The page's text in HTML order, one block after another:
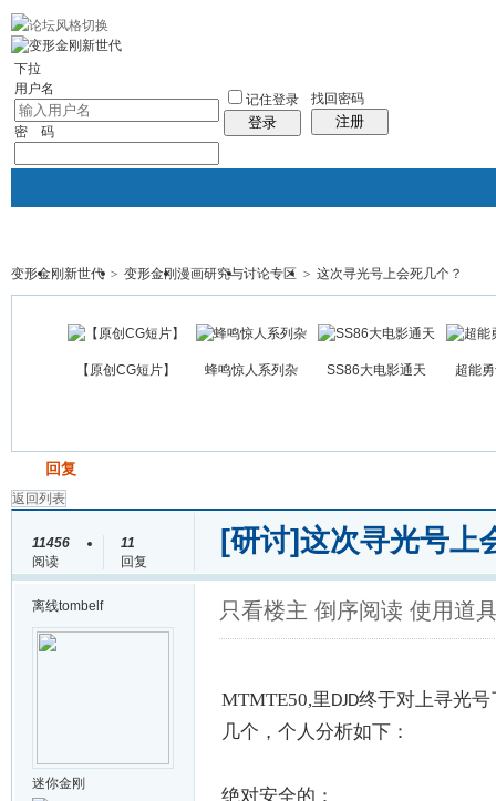
下拉
用户名
密 码
记住登录
登录
找回密码
注册
门户 论坛 图酷 资讯 群组
帖子
变形金刚新世代 > 变形金刚漫画研究与讨论专区 > 这次寻光号上会死几个？
【原创CG短片】 蜂鸣惊人系列杂 SS86大电影通天 超能
回复
返回列表
11456
阅读
11
回复
[研讨]这次寻光号上
离线tombelf
迷你金刚
只看楼主 倒序阅读 使用道
MTMTE50,里 DJD终于对上寻光
几个，个人分析如下：
绝对安全的：